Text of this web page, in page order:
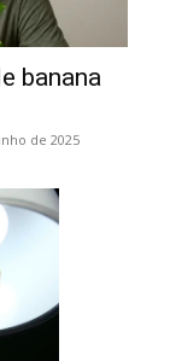
banana
de 2025